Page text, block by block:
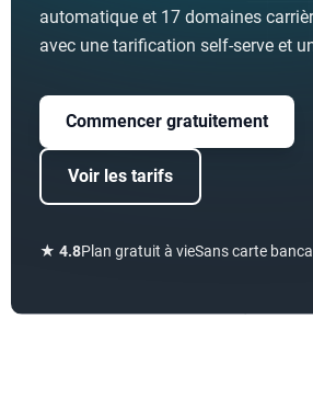
automatique et 17 domaines
avec une tarification self-serve et
Commencer gratuitement
Voir les tarifs
★ 4.8Plan gratuit à vieSans carte